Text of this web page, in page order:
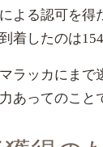
よる認可を
着したのは
ラッカにま
あってのこと